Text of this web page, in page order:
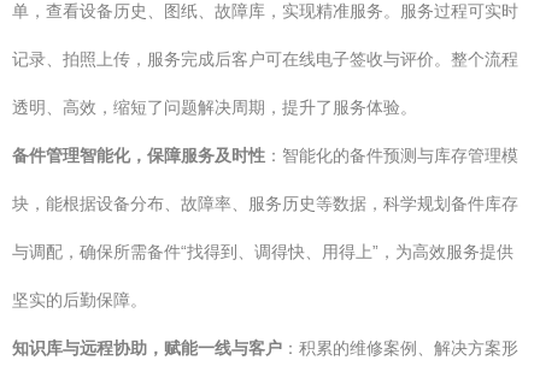
单，查看设备历史、图纸、故障库，实现精准服务。服务过程可实时
记录、拍照上传，服务完成后客户可在线电子签收与评价。整个流程
透明、高效，缩短了问题解决周期，提升了服务体验。
备件管理智能化，保障服务及时性 ：智能化的备件预测与库存管理模
块，能根据设备分布、故障率、服务历史等数据，科学规划备件库存
与调配，确保所需备件“找得到、调得快、用得上”，为高效服务提供
坚实的后勤保障。
知识库与远程协助，赋能一线与客户 ：积累的维修案例、解决方案形